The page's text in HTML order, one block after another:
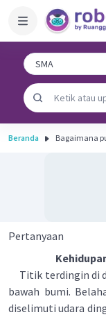
Beranda Bagaimana
Pertanyaan
Titik terdingin di
bawah bumi.
diselimuti udara